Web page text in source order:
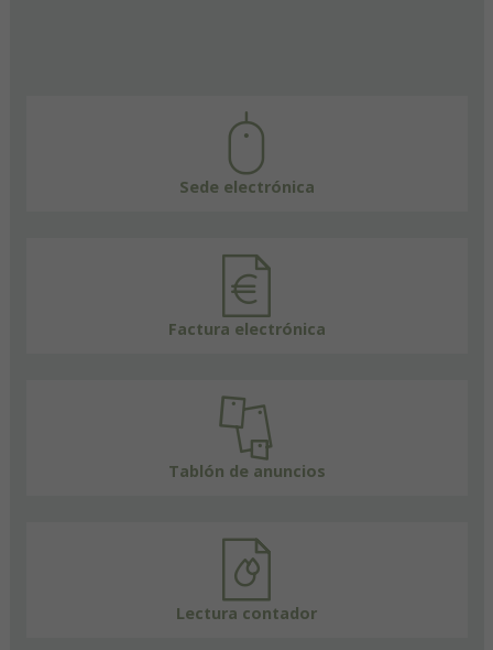
Sede electrónica
Factura electrónica
Tablón de anuncios
Lectura contador